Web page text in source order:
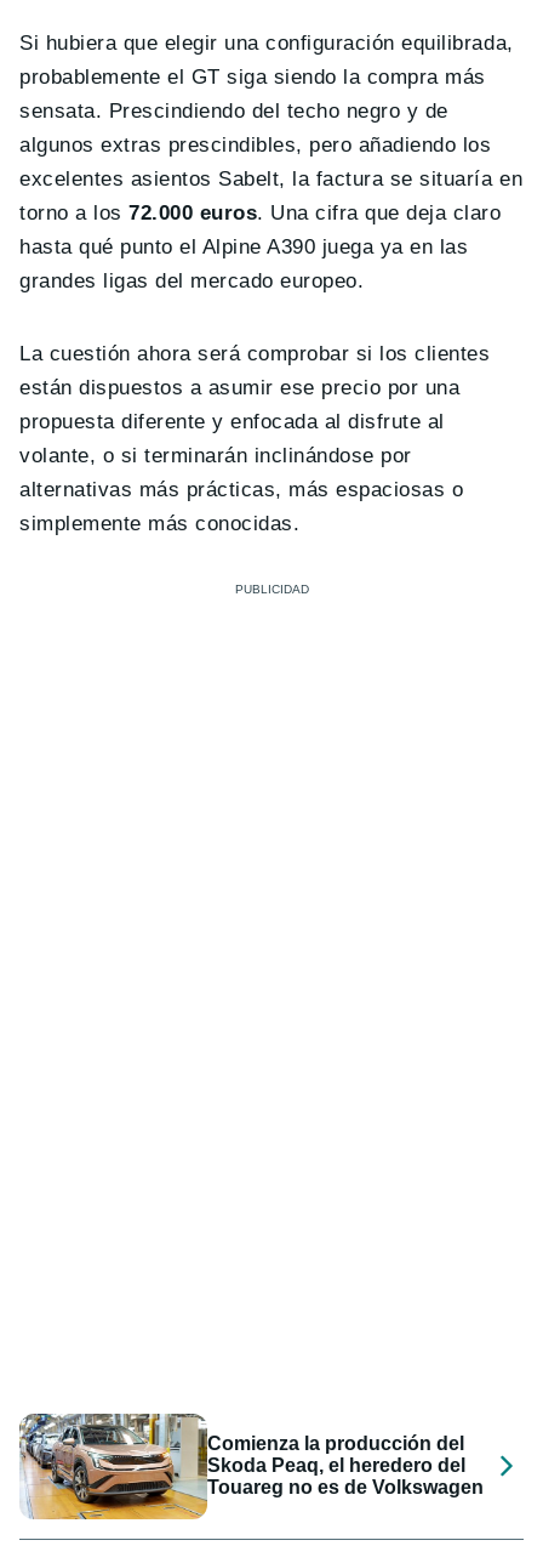
Si hubiera que elegir una configuración equilibrada,
probablemente el GT siga siendo la compra más
sensata. Prescindiendo del techo negro y de
algunos extras prescindibles, pero añadiendo los
excelentes asientos Sabelt, la factura se situaría en
torno a los72.000 euros. Una cifra que deja claro
hasta qué punto el Alpine A390 juega ya en las
grandes ligas del mercado europeo.
La cuestión ahora será comprobar si los clientes
están dispuestos a asumir ese precio por una
propuesta diferente y enfocada al disfrute al
volante, o si terminarán inclinándose por
alternativas más prácticas, más espaciosas o
simplemente más conocidas.
Comienza la producción del
Skoda Peaq, el heredero del
Touareg no es de Volkswagen